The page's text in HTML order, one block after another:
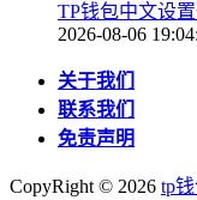
TP钱包中文设
2026-08-06
关于我们
联系我们
免责声明
CopyRight © 2026 tp